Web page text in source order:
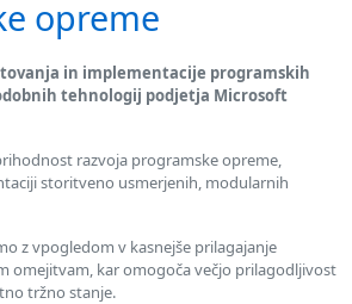
opreme
in implementacije programskih
tehnologij podjetja Microsoft
razvoja programske opreme,
storitveno usmerjenih, modularnih
z vpogledom v kasnejše prilagajanje
omejitvam, kar omogoča večjo prilagodljivost
tržno stanje.